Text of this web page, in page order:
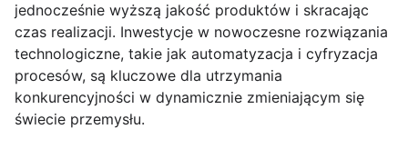
jednocześnie wyższą jakość produktów i skracając
czas realizacji. Inwestycje w nowoczesne rozwiązania
technologiczne, takie jak automatyzacja i cyfryzacja
procesów, są kluczowe dla utrzymania
konkurencyjności w dynamicznie zmieniającym się
świecie przemysłu.